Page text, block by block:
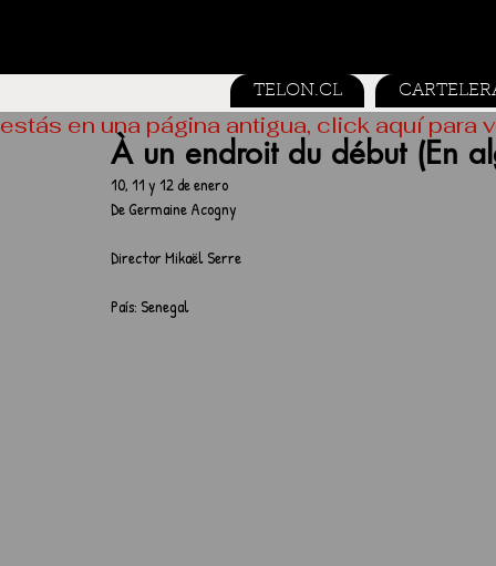
TELON.CL
À un endroit du début (En
10, 11 y 12 de enero
De Germaine Acogny
Director Mikaël Serre
País: Senegal
estás en una página antigua, click aquí para